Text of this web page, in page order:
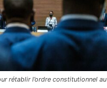
rétablir l’ordre constitutionnel au